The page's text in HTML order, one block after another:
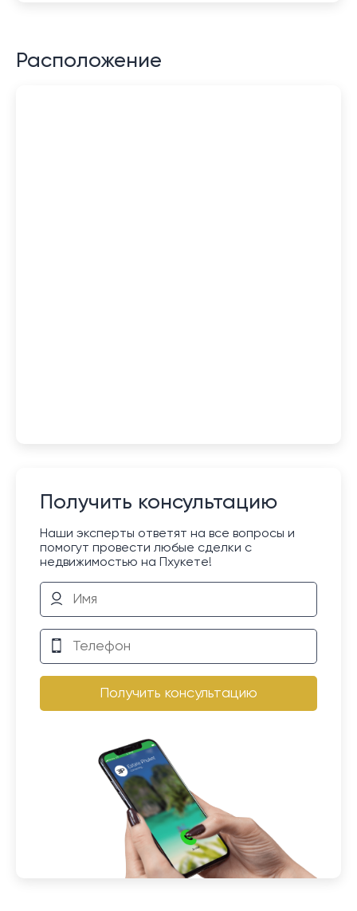
Расположение
Получить консультацию
Наши эксперты ответят на все вопросы и
помогут провести любые сделки с
недвижимостью на Пхукете!
Получить консультацию